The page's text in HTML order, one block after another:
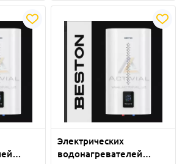
Электрических
водонагревателей